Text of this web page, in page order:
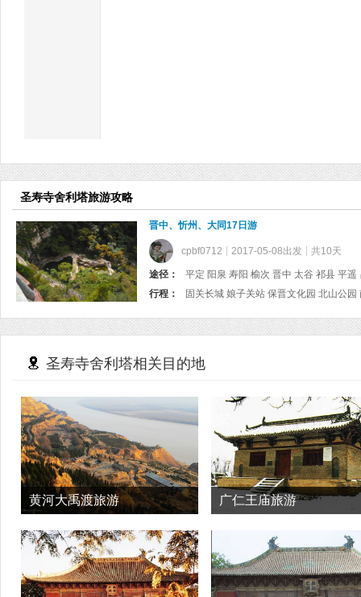
圣寿寺舍利塔旅游攻略
晋中、忻州、大同17日游
cpbf0712 2017-05-08出发 共10天
途径：
行程：
固关长城 娘子关站 保晋文
圣寿寺舍利塔相关目的地
黄河大禹渡旅游 广仁王庙旅游